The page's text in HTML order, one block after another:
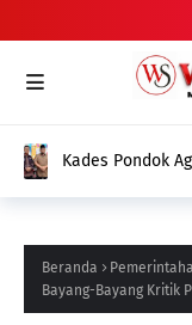
Deddy: Jangan
Beranda
Bayang-Bayang Kritik